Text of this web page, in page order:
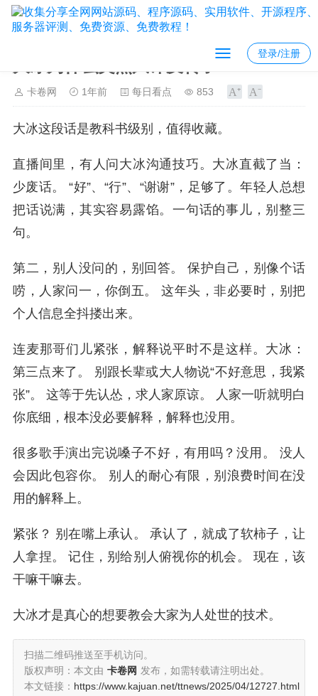
登录/注册
卡卷网 1年前 每日看点 853
大冰这段话是教科书级别，值得收藏。
直播间里，有人问大冰沟通技巧。大冰直截了当：
少废话。 “好”、“行”、“谢谢”，足够了。年轻人总想
把话说满，其实容易露馅。一句话的事儿，别整三
句。
第二，别人没问的，别回答。 保护自己，别像个话
唠，人家问一，你倒五。 这年头，非必要时，别把
个人信息全抖搂出来。
连麦那哥们儿紧张，解释说平时不是这样。大冰：
第三点来了。 别跟长辈或大人物说“不好意思，我紧
张”。 这等于先认怂，求人家原谅。 人家一听就明白
你底细，根本没必要解释，解释也没用。
很多歌手演出完说嗓子不好，有用吗？没用。 没人
会因此包容你。 别人的耐心有限，别浪费时间在没
用的解释上。
紧张？ 别在嘴上承认。 承认了，就成了软柿子，让
人拿捏。 记住，别给别人俯视你的机会。 现在，该
干嘛干嘛去。
大冰才是真心的想要教会大家为人处世的技术。
扫描二维码推送至手机访问。
版权声明：本文由 卡卷网 发布，如需转载请注明出处。
本文链接： https://www.kajuan.net/ttnews/2025/04/12727.html